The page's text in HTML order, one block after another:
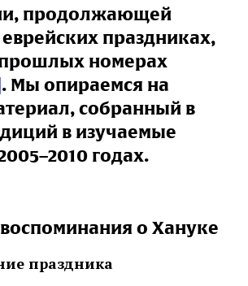
продолжающей
праздниках,
номерах
. Мы опираемся на
собранный в
в изучаемые
годах.
о Хануке
праздника